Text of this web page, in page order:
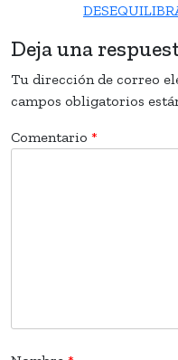
Deja una
Tu dirección de correo
campos obligatorios
Comentario *